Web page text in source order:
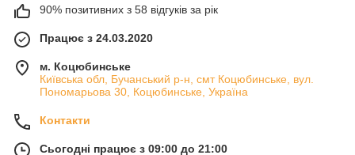
90% позитивних з 58 відгуків за рік
Працює з 24.03.2020
м. Коцюбинське
Київська обл, Бучанський р-н, смт Коцюбинське, вул.
Пономарьова 30, Коцюбинське, Україна
Контакти
Сьогодні працює з 09:00 до 21:00